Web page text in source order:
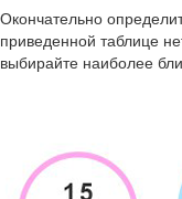
Окончательно
приведенной таблице
выбирайте наиболее